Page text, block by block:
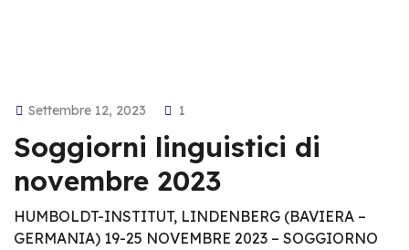
Settembre 12, 2023 1
Soggiorni linguistici di
novembre 2023
HUMBOLDT-INSTITUT, LINDENBERG (BAVIERA –
GERMANIA) 19-25 NOVEMBRE 2023 – SOGGIORNO